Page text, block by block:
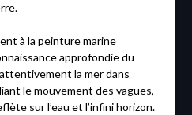
à la peinture marine
approfondie du
la mer dans
le mouvement des vagues,
sur l’eau et l’infini horizon.